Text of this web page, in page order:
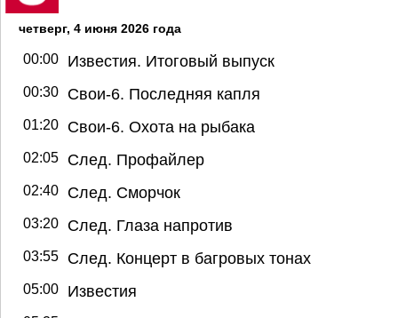
четверг, 4 июня 2026 года
00:00 Известия. Итоговый выпуск
00:30 Свои-6. Последняя капля
01:20 Свои-6. Охота на рыбака
02:05 След. Профайлер
02:40 След. Сморчок
03:20 След. Глаза напротив
03:55 След. Концерт в багровых тонах
05:00 Известия